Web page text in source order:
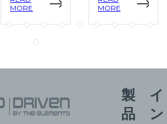
MORE
MORE
製
品
イ
ン